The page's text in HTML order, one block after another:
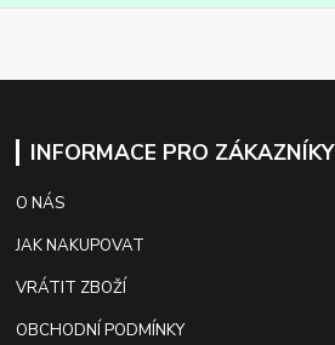
INFORMACE PRO ZÁKAZNÍKY
O NÁS
JAK NAKUPOVAT
VRÁTIT ZBOŽÍ
OBCHODNÍ PODMÍNKY